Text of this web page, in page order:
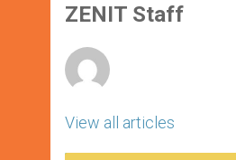
p
p
g
e
o
k
ZENIT Staff
View all articles